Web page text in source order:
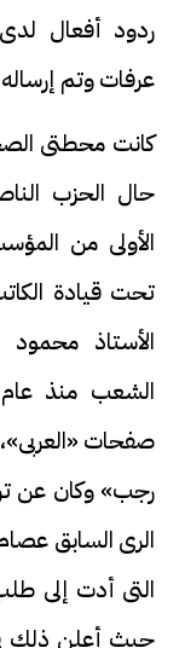
ردود أفعال لدى
عرفات وتم
كانت محطتى
الأولى من
تحت قيادة
الأستاذ
صفحات
رجب» وكان عن
الرى السابق
التى أدت إلى
حيث أعلن ذلك فى